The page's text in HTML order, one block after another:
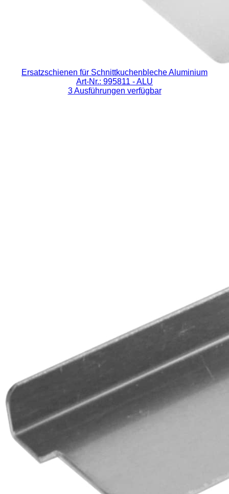
Ersatzschienen für Schnittkuchenbleche Aluminium
Art-Nr.: 995811 - ALU
3 Ausführungen verfügbar